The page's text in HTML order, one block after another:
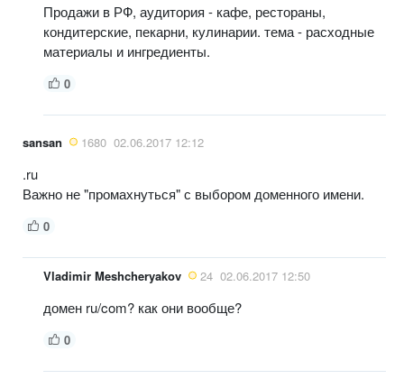
Продажи в РФ, аудитория - кафе, рестораны,
кондитерские, пекарни, кулинарии. тема - расходные
материалы и ингредиенты.
0
sansan 1680 02.06.2017 12:12
.ru
Важно не "промахнуться" с выбором доменного имени.
0
Vladimir Meshcheryakov 24 02.06.2017 12:50
домен ru/com? как они вообще?
0